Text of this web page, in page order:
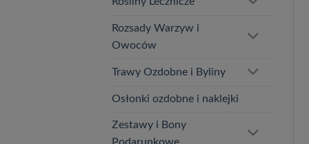
Rozsady Warzyw i
Owoców
Trawy Ozdobne i Byliny
Osłonki ozdobne i naklejki
Zestawy i Bony